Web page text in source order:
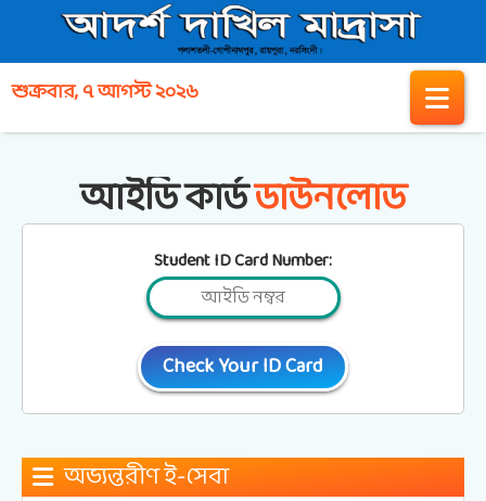
শুক্রবার, ৭ আগস্ট ২০২৬
আইডি কার্ডডাউনলোড
Student ID Card Number:
অভ্যন্তরীণ ই-সেবা